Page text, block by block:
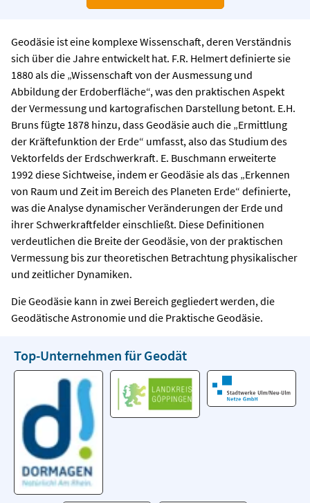
Geodäsie ist eine komplexe Wissenschaft, deren Verständnis
sich über die Jahre entwickelt hat. F.R. Helmert definierte sie
1880 als die „Wissenschaft von der Ausmessung und
Abbildung der Erdoberfläche“, was den praktischen Aspekt
der Vermessung und kartografischen Darstellung betont. E.H.
Bruns fügte 1878 hinzu, dass Geodäsie auch die „Ermittlung
der Kräftefunktion der Erde“ umfasst, also das Studium des
Vektorfelds der Erdschwerkraft. E. Buschmann erweiterte
1992 diese Sichtweise, indem er Geodäsie als das „Erkennen
von Raum und Zeit im Bereich des Planeten Erde“ definierte,
was die Analyse dynamischer Veränderungen der Erde und
ihrer Schwerkraftfelder einschließt. Diese Definitionen
verdeutlichen die Breite der Geodäsie, von der praktischen
Vermessung bis zur theoretischen Betrachtung physikalischer
und zeitlicher Dynamiken.
Die Geodäsie kann in zwei Bereich gegliedert werden, die
Geodätische Astronomie und die Praktische Geodäsie.
Top-Unternehmen für Geodät